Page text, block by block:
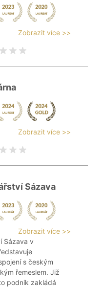
Zobrazit více >>
Zobrazit více >>
Sázava
Zobrazit více >>
Sázava v
s českým
řemeslem. Již
podnik zakládá